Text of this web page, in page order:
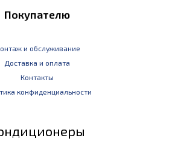
Покупателю
и обслуживание
Доставка и оплата
Контакты
конфиденциальности